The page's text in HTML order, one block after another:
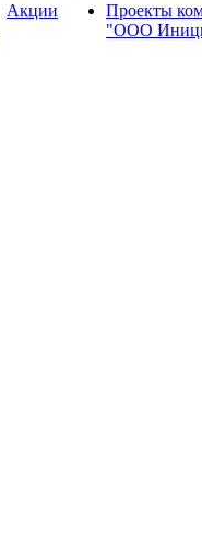
Акции
Проекты
"ООО